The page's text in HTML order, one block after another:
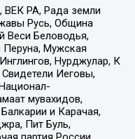
ВЕК РА, Рада земли
Русь, Община
Веси Беловодья,
Мужская
Нурджулар, К
Иеговы,
мувахидов,
и Карачая,
Пит Буль,